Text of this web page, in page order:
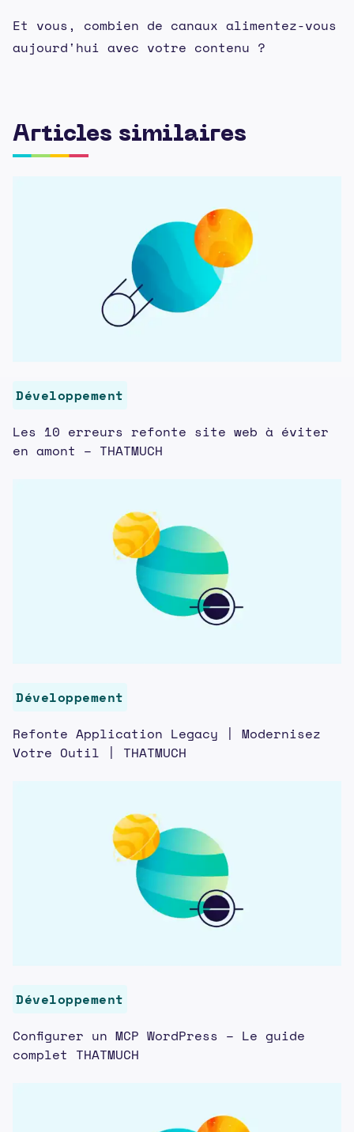
Et vous, combien de canaux alimentez-vous
aujourd'hui avec votre contenu ?
Articles similaires
Développement
Les 10 erreurs refonte site web à éviter
en amont – THATMUCH
Développement
Refonte Application Legacy | Modernisez
Votre Outil | THATMUCH
Développement
Configurer un MCP WordPress – Le guide
complet THATMUCH